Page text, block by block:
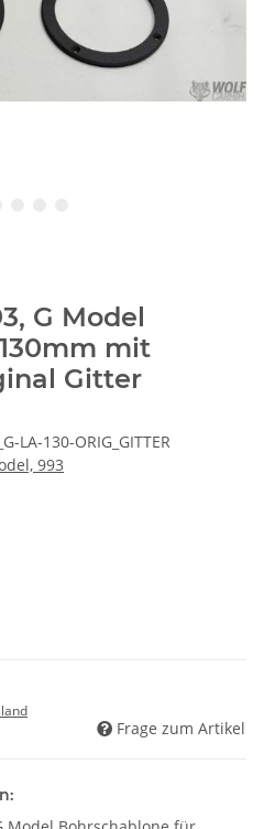
G Model
mit
Gitter
LA-130-ORIG_GITTER
993
Frage zum Artikel